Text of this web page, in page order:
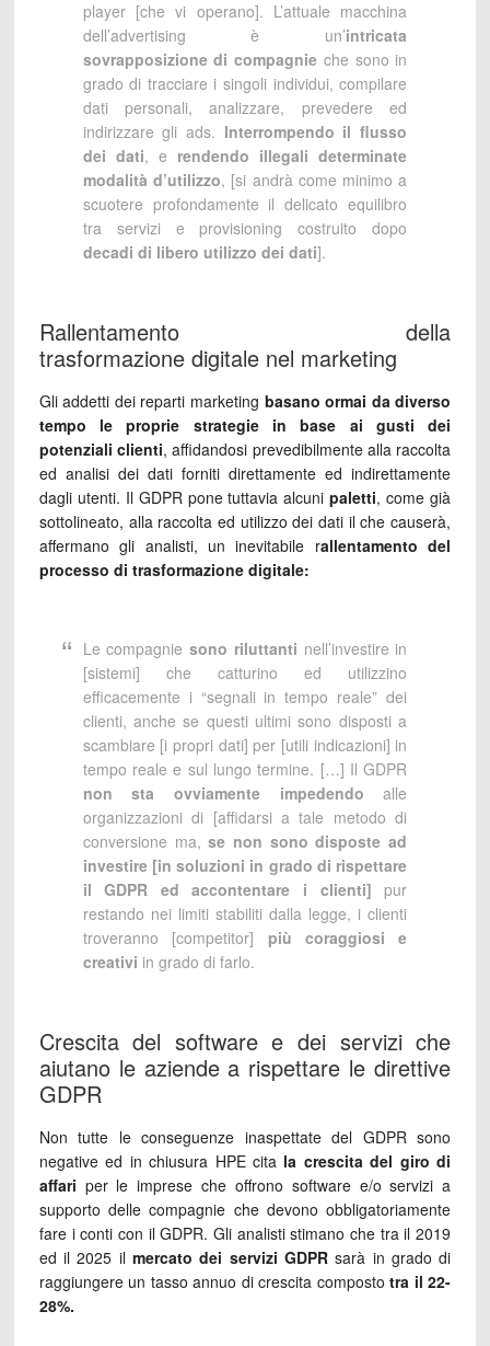
player [che vi operano]. L’attuale macchina
dell’advertising è un’intricata
sovrapposizione di compagnie che sono in
grado di tracciare i singoli individui, compilare
dati personali, analizzare, prevedere ed
indirizzare gli ads. Interrompendo il flusso
dei dati, e rendendo illegali determinate
modalità d’utilizzo, [si andrà come minimo a
scuotere profondamente il delicato equilibro
tra servizi e provisioning costruito dopo
decadi di libero utilizzo dei dati].
Rallentamento della
trasformazione digitale nel marketing
Gli addetti dei reparti marketing basano ormai da diverso
tempo le proprie strategie in base ai gusti dei
potenziali clienti, affidandosi prevedibilmente alla raccolta
ed analisi dei dati forniti direttamente ed indirettamente
dagli utenti. Il GDPR pone tuttavia alcunipaletti, come già
sottolineato, alla raccolta ed utilizzo dei dati il che causerà,
affermano gli analisti, un inevitabile rallentamento del
processo di trasformazione digitale:
Le compagniesono riluttanti nell’investire in
[sistemi] che catturino ed utilizzino
efficacemente i “segnali in tempo reale” dei
clienti, anche se questi ultimi sono disposti a
scambiare [i propri dati] per [utili indicazioni] in
tempo reale e sul lungo termine. […] Il GDPR
non sta ovviamente impedendo alle
organizzazioni di [affidarsi a tale metodo di
conversione ma,se non sono disposte ad
investire [in soluzioni in grado di rispettare
il GDPR ed accontentare i clienti] pur
restando nei limiti stabiliti dalla legge, i clienti
troveranno [competitor] più coraggiosi e
creativi in grado di farlo.
Crescita del software e dei servizi che
aiutano le aziende a rispettare le direttive
GDPR
Non tutte le conseguenze inaspettate del GDPR sono
negative ed in chiusura HPE cita la crescita del giro di
affari per le imprese che offrono software e/o servizi a
supporto delle compagnie che devono obbligatoriamente
fare i conti con il GDPR. Gli analisti stimano che tra il 2019
ed il 2025 ilmercato dei servizi GDPRsarà in grado di
raggiungere un tasso annuo di crescita composto tra il 22-
28%.